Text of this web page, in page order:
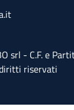
srl - C.F. e
riservati